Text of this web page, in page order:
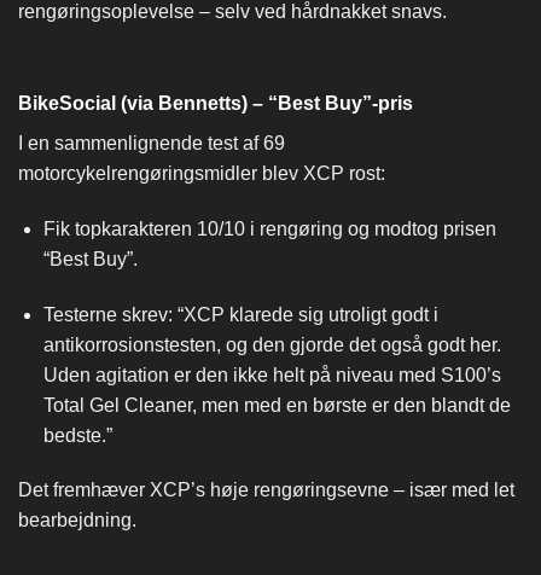
rengøringsoplevelse – selv ved hårdnakket snavs.
BikeSocial (via Bennetts) – “Best Buy”-pris
I en sammenlignende test af 69
motorcykelrengøringsmidler blev XCP rost:
Fik topkarakteren 10/10 i rengøring og modtog prisen
“Best Buy”.
Testerne skrev: “XCP klarede sig utroligt godt i
antikorrosionstesten, og den gjorde det også godt her.
Uden agitation er den ikke helt på niveau med S100’s
Total Gel Cleaner, men med en børste er den blandt de
bedste.”
Det fremhæver XCP’s høje rengøringsevne – især med let
bearbejdning.